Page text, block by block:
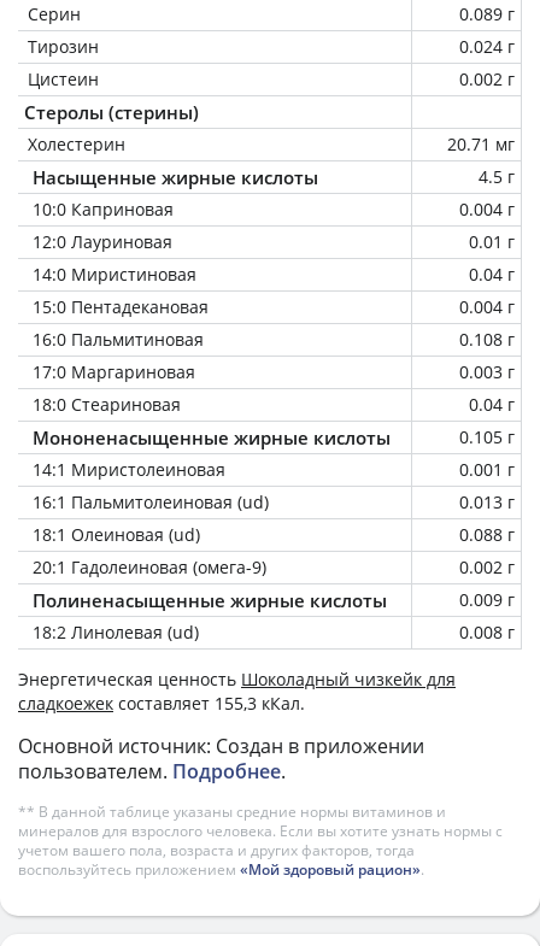
Серин
0.089 г
Тирозин
0.024 г
Цистеин
0.002 г
Стеролы (стерины)
Холестерин 20.71 мг
Насыщенные жирные кислоты
4.5 г
10:0 Каприновая
0.004 г
12:0 Лауриновая
0.01 г
14:0 Миристиновая
0.04 г
15:0 Пентадекановая
0.004 г
16:0 Пальмитиновая
0.108 г
17:0 Маргариновая
0.003 г
18:0 Стеариновая
0.04 г
Мононенасыщенные жирные кислоты
0.105 г
14:1 Миристолеиновая
0.001 г
16:1 Пальмитолеиновая (ud)
0.013 г
18:1 Олеиновая (ud)
0.088 г
20:1 Гадолеиновая (омега-9)
0.002 г
Полиненасыщенные жирные кислоты
0.009 г
18:2 Линолевая (ud)
0.008 г
Энергетическая ценность Шоколадный чизкейк для
сладкоежек составляет 155,3 кКал.
Основной источник: Создан в приложении
пользователем. Подробнее.
** В данной таблице указаны средние нормы витаминов и
минералов для взрослого человека. Если вы хотите узнать нормы с
учетом вашего пола, возраста и других факторов, тогда
воспользуйтесь приложением «Мой здоровый рацион».